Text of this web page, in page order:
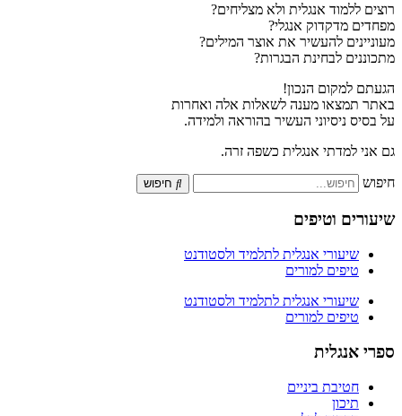
רוצים ללמוד אנגלית ולא מצליחים?
מפחדים מדקדוק אנגלי?
מעוניינים להעשיר את אוצר המילים?
מתכוננים לבחינת הבגרות?
הגעתם למקום הנכון!
באתר תמצאו מענה לשאלות אלה ואחרות
על בסיס ניסיוני העשיר בהוראה ולמידה.
גם אני למדתי אנגלית כשפה זרה.
חיפוש חיפוש
שיעורים וטיפים
שיעורי אנגלית לתלמיד ולסטודנט
טיפים למורים
שיעורי אנגלית לתלמיד ולסטודנט
טיפים למורים
ספרי אנגלית
חטיבת ביניים
תיכון